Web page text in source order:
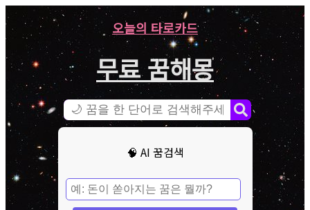
오늘의 타로카드
무료 꿈해몽
🧠 AI 꿈검색